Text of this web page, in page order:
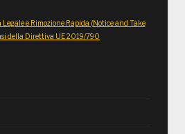
Legale e Rimozione Rapida (Notice and Take
della Direttiva UE 2019/790